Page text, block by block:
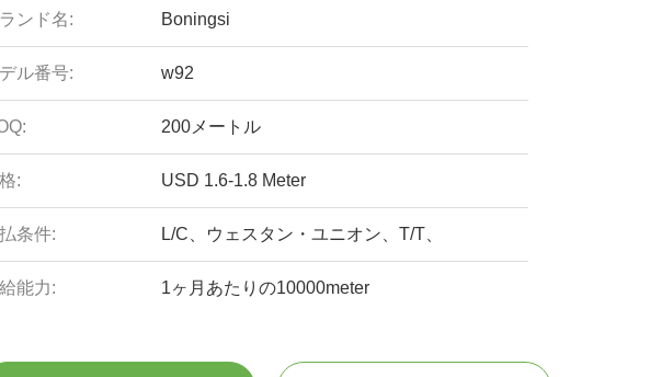
ンド名: Boningsi
ル番号: w92
200メートル
: USD 1.6-1.8 Meter
条件: L/C、ウェスタン・ユニオン、T/T、
能力: 1ヶ月あたりの10000meter